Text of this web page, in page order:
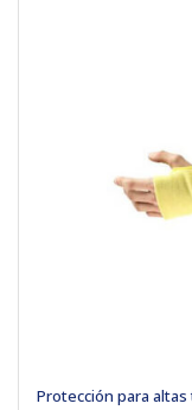
Protección para